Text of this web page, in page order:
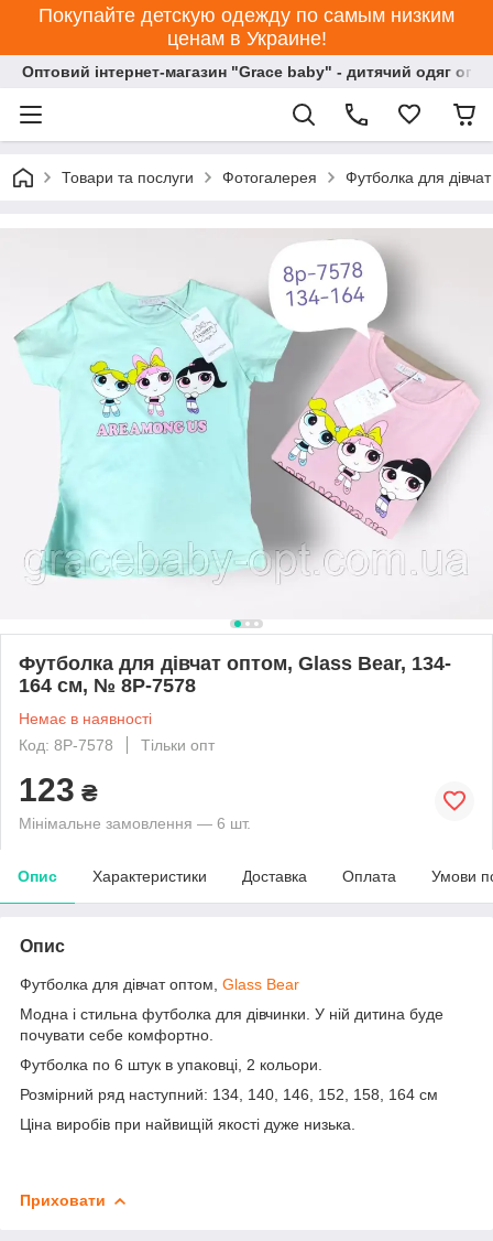
Покупайте детскую одежду по самым низким
ценам в Украине!
Оптовий інтернет-магазин "Grace baby" - дитячий одяг
Товари та послуги Фотогалерея Футболка для
Футболка для дівчат оптом, Glass Bear, 134-
164 см, № 8Р-7578
Немає в наявності
Код: 8Р-7578
Тільки опт
123 ₴
Мінімальне замовлення — 6 шт.
Опис Характеристики Доставка Оплата Умови
Опис
Футболка для дівчат оптом, Glass Bear
Модна і стильна футболка для дівчинки. У ній дитина буде
почувати себе комфортно.
Футболка по 6 штук в упаковці, 2 кольори.
Розмірний ряд наступний: 134, 140, 146, 152, 158, 164 см
Ціна виробів при найвищій якості дуже низька.
Приховати